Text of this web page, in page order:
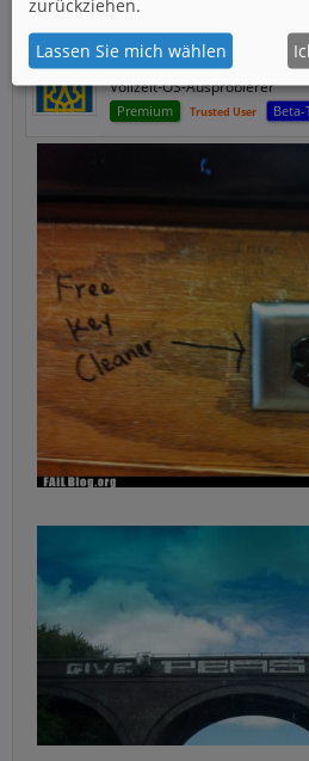
3way
Vollzeit-OS-Ausprobierer
Premium Trusted User Beta-
Lassen Sie mich wählen